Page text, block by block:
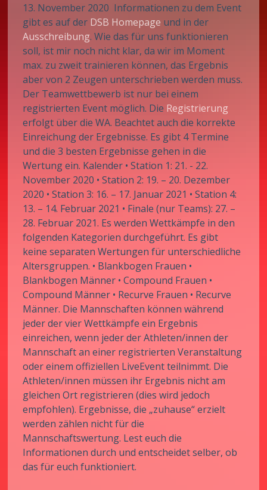
13. November 2020 Informationen zu dem Event
gibt es auf der DSB Homepage und in der
Ausschreibung. Wie das für uns funktionieren
soll, ist mir noch nicht klar, da wir im Moment
max. zu zweit trainieren können, das Ergebnis
aber von 2 Zeugen unterschrieben werden muss.
Der Teamwettbewerb ist nur bei einem
registrierten Event möglich. Die Registrierung
erfolgt über die WA. Beachtet auch die korrekte
Einreichung der Ergebnisse. Es gibt 4 Termine
und die 3 besten Ergebnisse gehen in die
Wertung ein. Kalender • Station 1: 21. - 22.
November 2020 • Station 2: 19. – 20. Dezember
2020 • Station 3: 16. – 17. Januar 2021 • Station 4:
13. – 14. Februar 2021 • Finale (nur Teams): 27. –
28. Februar 2021. Es werden Wettkämpfe in den
folgenden Kategorien durchgeführt. Es gibt
keine separaten Wertungen für unterschiedliche
Altersgruppen. • Blankbogen Frauen •
Blankbogen Männer • Compound Frauen •
Compound Männer • Recurve Frauen • Recurve
Männer. Die Mannschaften können während
jeder der vier Wettkämpfe ein Ergebnis
einreichen, wenn jeder der Athleten/innen der
Mannschaft an einer registrierten Veranstaltung
oder einem offiziellen LiveEvent teilnimmt. Die
Athleten/innen müssen ihr Ergebnis nicht am
gleichen Ort registrieren (dies wird jedoch
empfohlen). Ergebnisse, die „zuhause“ erzielt
werden zählen nicht für die
Mannschaftswertung. Lest euch die
Informationen durch und entscheidet selber, ob
das für euch funktioniert.